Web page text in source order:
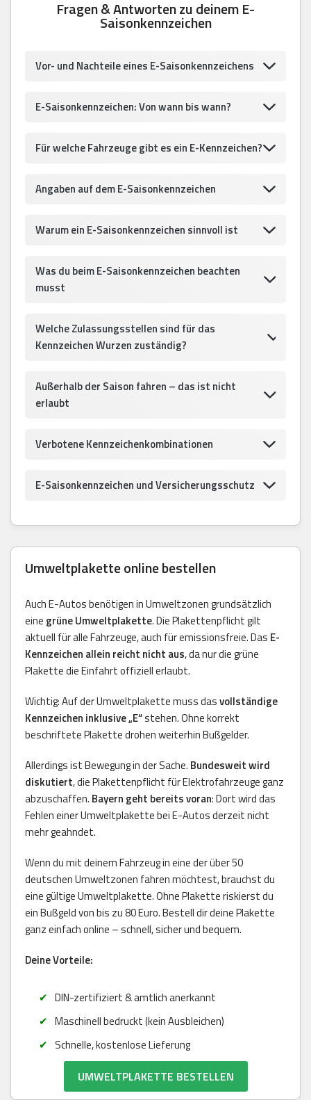
Fragen & Antworten zu deinem E-
Saisonkennzeichen
Vor- und Nachteile eines E-Saisonkennzeichens
E-Saisonkennzeichen: Von wann bis wann?
Für welche Fahrzeuge gibt es ein E-Kennzeichen?
Angaben auf dem E-Saisonkennzeichen
Warum ein E-Saisonkennzeichen sinnvoll ist
Was du beim E-Saisonkennzeichen beachten
musst
Welche Zulassungsstellen sind für das
Kennzeichen Wurzen zuständig?
Außerhalb der Saison fahren – das ist nicht
erlaubt
Verbotene Kennzeichenkombinationen
E-Saisonkennzeichen und Versicherungsschutz
Umweltplakette online bestellen
Auch E-Autos benötigen in Umweltzonen grundsätzlich
eine grüne Umweltplakette. Die Plakettenpflicht gilt
aktuell für alle Fahrzeuge, auch für emissionsfreie. Das E-
Kennzeichen allein reicht nicht aus, da nur die grüne
Plakette die Einfahrt offiziell erlaubt.
Wichtig: Auf der Umweltplakette muss dasvollständige
Kennzeichen inklusive „E“stehen. Ohne korrekt
beschriftete Plakette drohen weiterhin Bußgelder.
Allerdings ist Bewegung in der Sache. Bundesweit wird
diskutiert, die Plakettenpflicht für Elektrofahrzeuge ganz
abzuschaffen. Bayern geht bereits voran: Dort wird das
Fehlen einer Umweltplakette bei E-Autos derzeit nicht
mehr geahndet.
Wenn du mit deinem Fahrzeug in eine der über 50
deutschen Umweltzonen fahren möchtest, brauchst du
eine gültige Umweltplakette. Ohne Plakette riskierst du
ein Bußgeld von bis zu 80 Euro. Bestell dir deine Plakette
ganz einfach online – schnell, sicher und bequem.
Deine Vorteile:
DIN-zertifiziert & amtlich anerkannt
Maschinell bedruckt (kein Ausbleichen)
Schnelle, kostenlose Lieferung
UMWELTPLAKETTE BESTELLEN